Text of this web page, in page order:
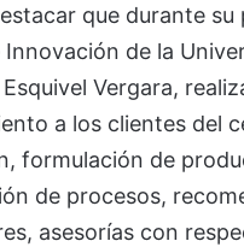
que durante su
de la
Vergara,
a los clientes del
formulación de
de procesos,
asesorías con